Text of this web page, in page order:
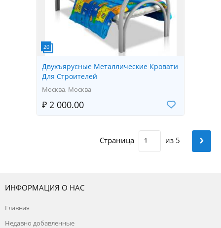
Двухъярусные Металлические Кровати
Для Строителей
Москва, Москва
₽ 2 000.00
Страница из 5 ›
ИНФОРМАЦИЯ О НАС
Главная
Недавно добавленные